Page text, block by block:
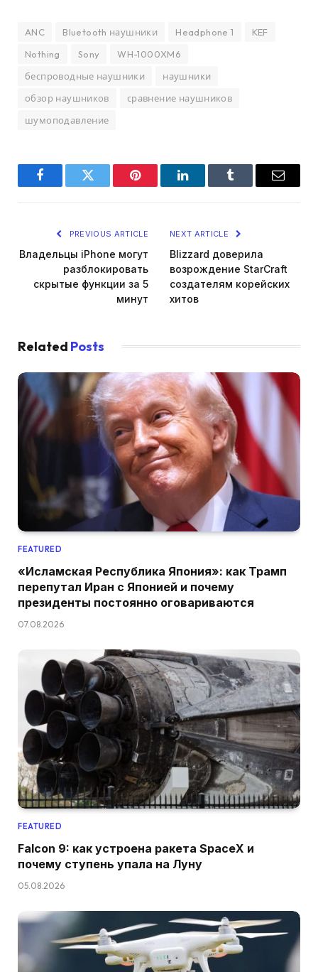
ANC Bluetooth наушники Headphone 1
KEF
Nothing
Sony
WH-1000XM6
беспроводные наушники
наушники
обзор наушников
сравнение наушников
шумоподавление
FacebookTwitter Pinterest LinkedInTumblr Email
PREVIOUS ARTICLE
Владельцы iPhone могут
разблокировать
скрытые функции за 5
минут
NEXT ARTICLE
Blizzard доверила
возрождение StarCraft
создателям корейских
хитов
Related Posts
FEATURED
«Исламская Республика Япония»: как Трамп
перепутал Иран с Японией и почему
президенты постоянно оговариваются
07.08.2026
FEATURED
Falcon 9: как устроена ракета SpaceX и
почему ступень упала на Луну
05.08.2026